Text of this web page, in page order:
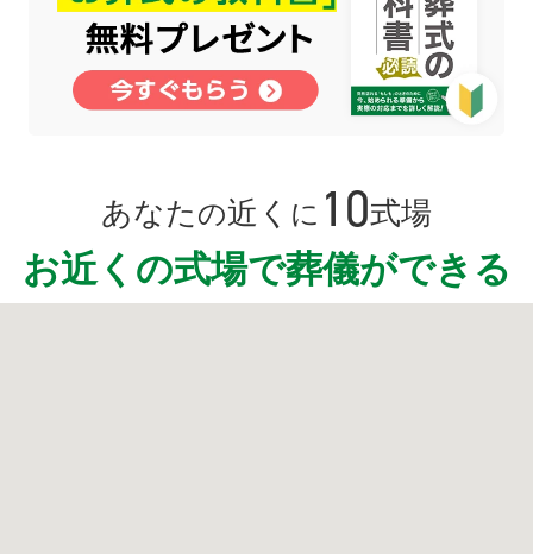
あなたの近く に 10式場
お近くの式場で葬儀ができる